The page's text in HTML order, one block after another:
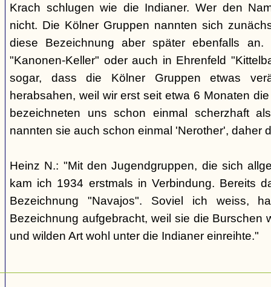
Krach schlugen wie die Indianer. Wer den
nicht. Die Kölner Gruppen nannten sich
diese Bezeichnung aber später ebenfalls
"Kanonen-Keller" oder auch in Ehrenfeld
sogar, dass die Kölner Gruppen etwas
herabsahen, weil wir erst seit etwa 6 Monaten
bezeichneten uns schon einmal scherzhaft
nannten sie auch schon einmal 'Nerother', daher
Heinz N.: "Mit den Jugendgruppen, die sich
kam ich 1934 erstmals in Verbindung. Bereits
Bezeichnung "Navajos". Soviel ich weiss,
Bezeichnung aufgebracht, weil sie die Burschen
und wilden Art wohl unter die Indianer einreihte."